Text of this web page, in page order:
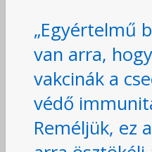
„Egyértelmű
van arra,
vakcinák a
védő
Reméljük, ez